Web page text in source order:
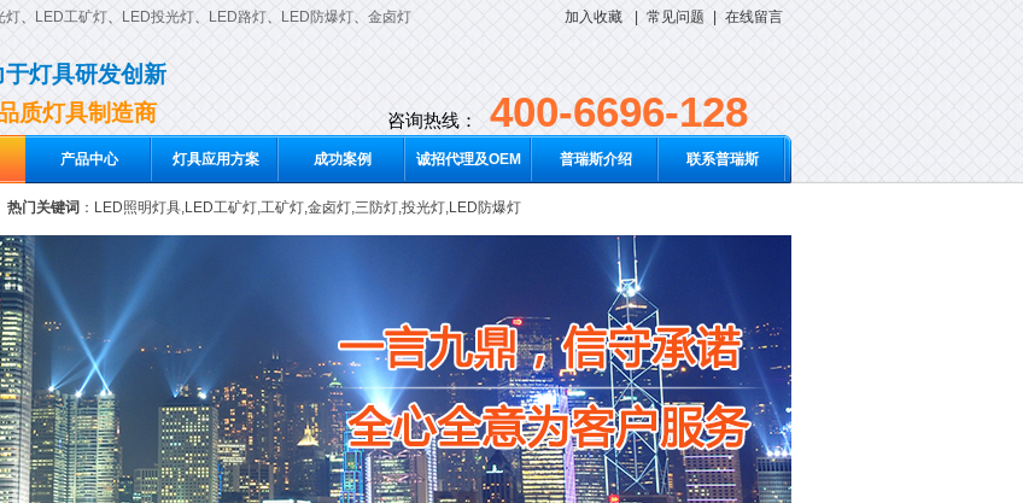
加入收藏 常见问题 在线留言
灯、 LED工矿灯、 LED投光灯、 LED路灯、 LED防爆灯、 金卤灯
于灯具研发创新
质灯具制造商
咨询热线： 400-6696-128
产品中心 灯具应用方案 成功案例 诚招代理及OEM 普瑞斯介绍 联系普瑞斯
热门关键词 ： LED照明灯具,LED工矿灯,工矿灯,金卤灯,三防灯,投光灯,LED防爆灯